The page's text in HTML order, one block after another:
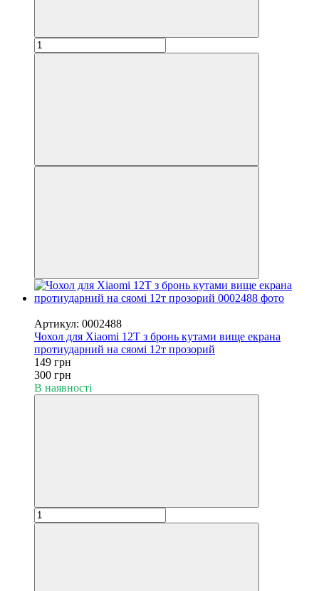
Артикул: 0002488
Чохол для Xiaomi 12T з бронь кутами вище екрана
протиударний на сяомі 12т прозорий
149 грн
300 грн
В наявності